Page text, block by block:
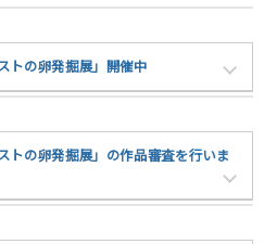
トの卵発掘展」開催中
トの卵発掘展」の作品審査を行いま